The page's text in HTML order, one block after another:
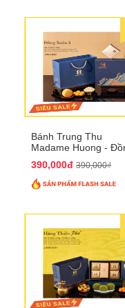
Bánh Trung Thu
Madame Huong -
390,000đ 390,000₫